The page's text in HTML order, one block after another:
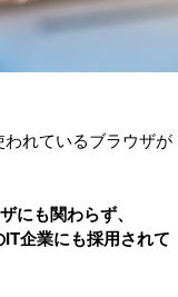
れているブラウザが
にも関わらず、
企業にも採用されて